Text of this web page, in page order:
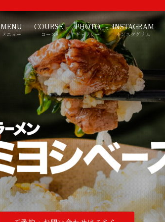
MENU
メニュー
COURSE
コース
PHOTO
ギャラリー
INSTAGRAM
インスタグラム